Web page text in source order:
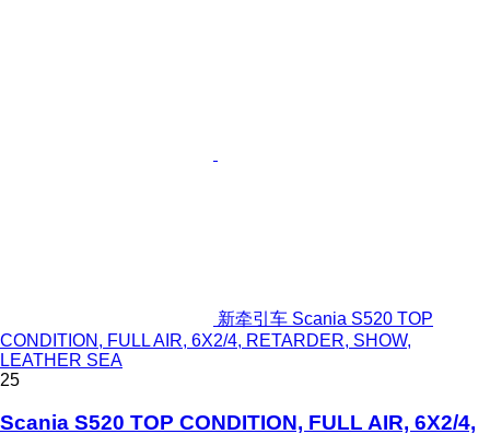
新牵引车 Scania S520 TOP
CONDITION, FULL AIR, 6X2/4, RETARDER, SHOW,
LEATHER SEA
25
Scania S520 TOP CONDITION, FULL AIR, 6X2/4,